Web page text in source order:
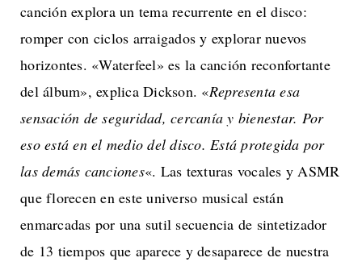
canción explora un tema recurrente en el disco:
romper con ciclos arraigados y explorar nuevos
horizontes. «Waterfeel» es la canción reconfortante
del álbum», explica Dickson. «Representa esa
sensación de seguridad, cercanía y bienestar. Por
eso está en el medio del disco. Está protegida por
las demás canciones«. Las texturas vocales y ASMR
que florecen en este universo musical están
enmarcadas por una sutil secuencia de sintetizador
de 13 tiempos que aparece y desaparece de nuestra